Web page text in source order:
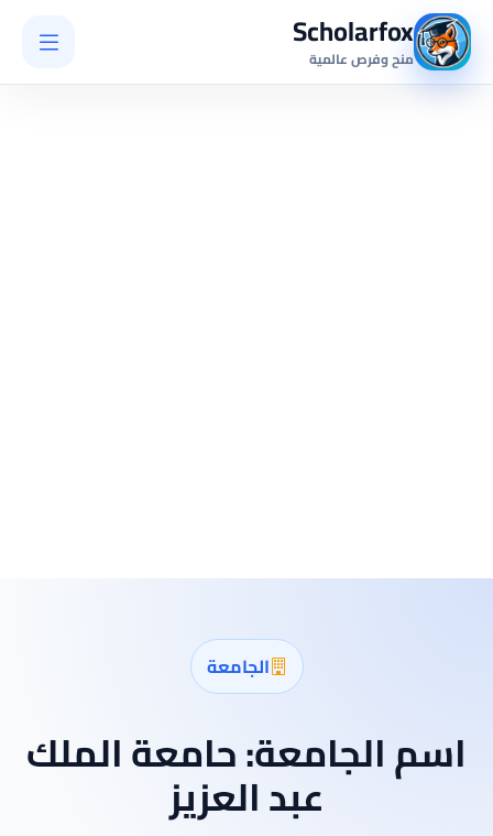
Scholarfox
منح وفرص عالمية
الجامعة
اسم الجامعة:حامعة الملك
عبد العزيز